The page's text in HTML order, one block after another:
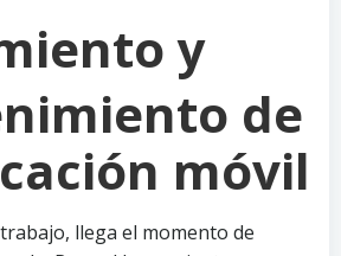
y
de
móvil
llega el momento de